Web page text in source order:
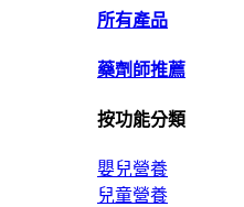
所有產品
藥劑師推薦
按功能分類
嬰兒營養
兒童營養